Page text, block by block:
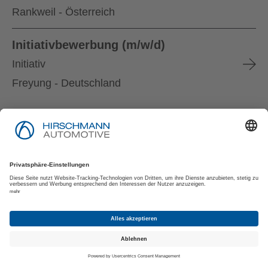
Rankweil - Österreich
Initiativbewerbung (m/w/d)
Initiativ
Freyung - Deutschland
Impressum
Datenschutzerklärung
Datenschutzerklärung für Bewerber:innen